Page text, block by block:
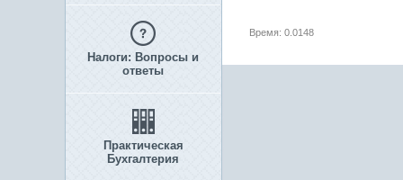
Налоги: Вопросы и
ответы
Практическая
Бухгалтерия
Время: 0.0148